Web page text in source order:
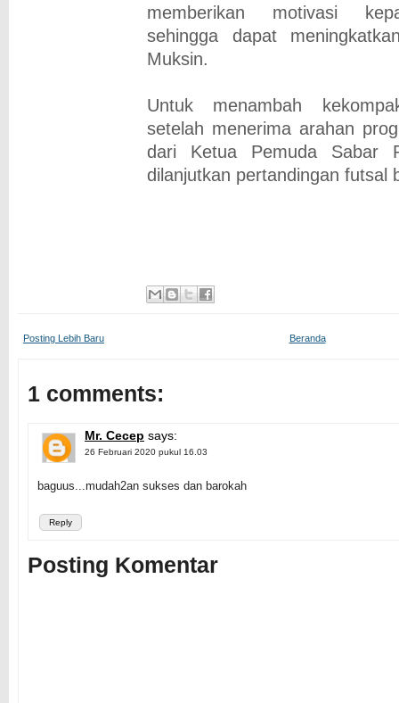
memberikan motivasi
sehingga dapat
Muksin.
Untuk menambah
setelah menerima arahan
dari Ketua Pemuda Sabar
dilanjutkan pertandingan futsal
Posting Lebih Baru Beranda
1 comments:
Mr. Cecep says:
26 Februari 2020 pukul 16.03
Reply
baguus...mudah2an sukses dan barokah
Posting Komentar